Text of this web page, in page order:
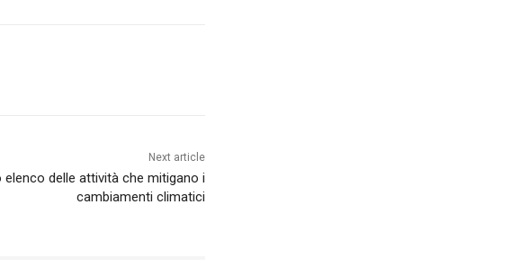
Next article
delle attività che mitigano i
cambiamenti climatici